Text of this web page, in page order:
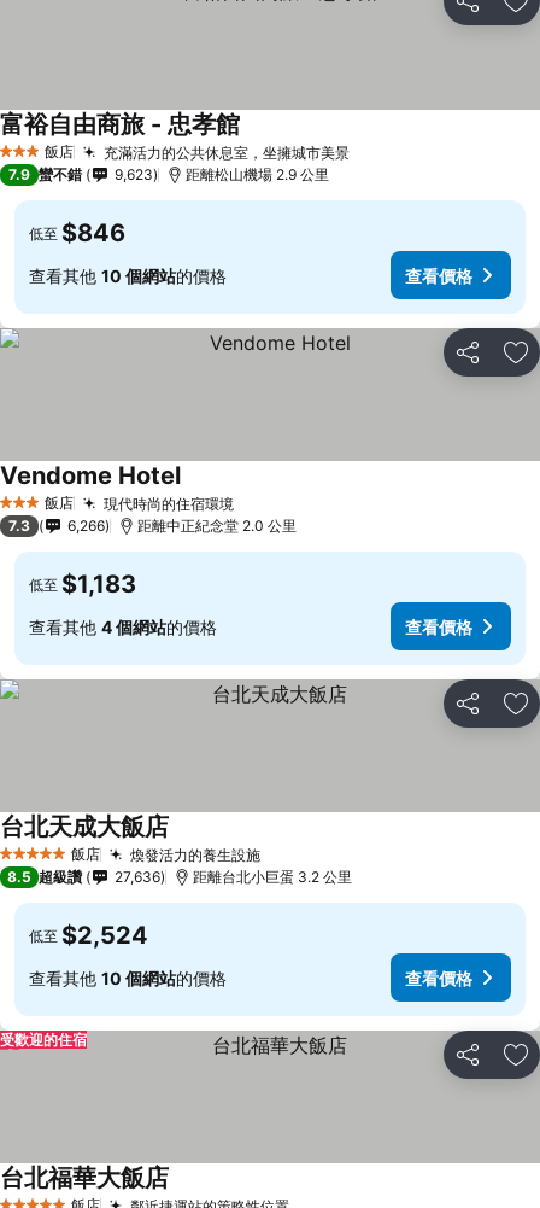
分享 加
3 星級 飯店 充滿活力的公共休息室，坐擁城市美景查看價格
富裕自由商旅 - 忠孝館
7.9 蠻不錯 9,623 距離松山機場 2.9 公里
低至 $846
查看其他 10 個網站的價格 查看價格
分享 加
3 星級 飯店 現代時尚的住宿環境查看價格
Vendome Hotel查看價格
7.3 6,266 距離中正紀念堂 2.0 公里
低至 $1,183
查看其他 4 個網站的價格 查看價格
分享 加
5 星級 飯店 煥發活力的養生設施查看價格
台北天成大飯店
8.5 超級讚 27,636 距離台北小巨蛋 3.2 公里
低至 $2,524
查看其他 10 個網站的價格 查看價格
分享 加
受歡迎的住宿
飯店
台北福華大飯店